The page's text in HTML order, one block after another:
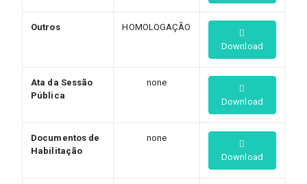
Outros
HOMOLOGAÇÃO
Download
Ata da Sessão
Pública
none
Download
Documentos de
Habilitação
none
Download